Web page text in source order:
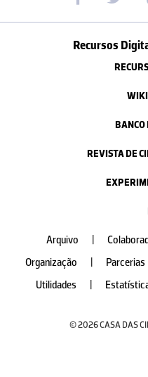
Recursos
BANCO
REVISTA DE
Arquivo
Organização
Parcerias
Utilidades
© 2026 CASA DAS